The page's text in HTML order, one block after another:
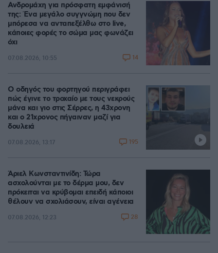
Ανδρομάχη για πρόσφατη εμφάνισή
της: Ένα μεγάλο συγγνώμη που δεν
μπόρεσα να ανταπεξέλθω στο live,
κάποιες φορές το σώμα μας φωνάζει
όχι
07.08.2026, 10:55 14
Ο οδηγός του φορτηγού περιγράφει
πώς έγινε το τροχαίο με τους νεκρούς
μάνα και γιο στις Σέρρες, η 43χρονη
και ο 21χρονος πήγαιναν μαζί για
δουλειά
07.08.2026, 13:17 195
Άριελ Κωνσταντινίδη: Τώρα
ασχολούνται με το δέρμα μου, δεν
πρόκειται να κρύβομαι επειδή κάποιοι
θέλουν να σχολιάσουν, είναι αγένεια
07.08.2026, 12:23 28